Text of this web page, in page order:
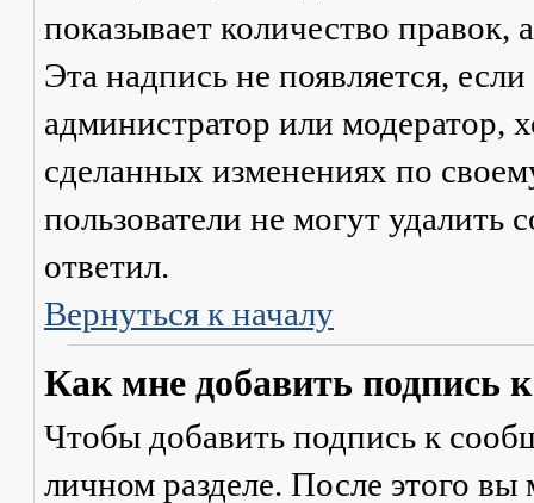
показывает количество правок,
Эта надпись не появляется,
администратор или модератор,
сделанных изменениях по
пользователи не могут удалить
ответил.
Вернуться к началу
Как мне добавить подпись
Чтобы добавить подпись к
личном разделе. После этого